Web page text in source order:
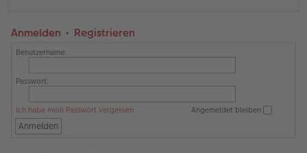
Anmelden • Registrieren
Benutzername:
Passwort:
Ich habe mein Passwort vergessen Angemeldet bleiben